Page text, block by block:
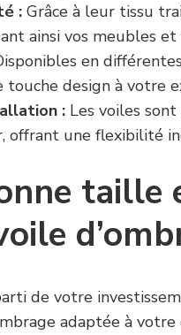
: Grâce à leur tissu
ainsi vos meubles et
en
design à votre
: Les voiles
offrant une flexibilité
taille
de votre
adaptée à votre